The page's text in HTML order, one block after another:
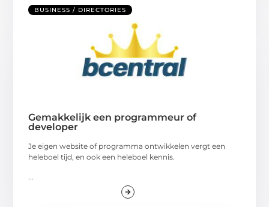
BUSINESS / DIRECTORIES
Gemakkelijk een programmeur of
developer
Je eigen website of programma ontwikkelen vergt een
heleboel tijd, en ook een heleboel kennis.